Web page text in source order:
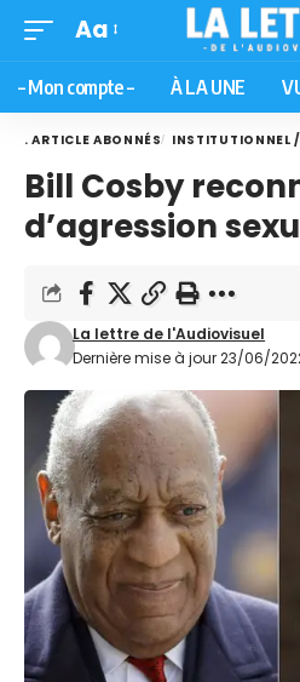
Aa
– Mon compte – À LA UNE
. ARTICLE ABONNÉS INSTITUTIONNEL
Bill Cosby
d’agression
Dernière mise à jour 23/06/
La lettre de l'Audiovisuel